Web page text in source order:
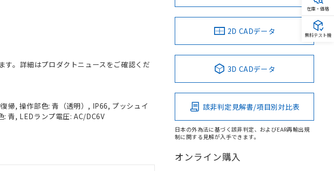
す。詳細はプロダクトニュースをご確認くだ
帰, 操作部色: 青（透明）, IP66, プッシュイ
青, LEDランプ電圧: AC/DC6V
2D CADデータ
3D CADデータ
該非判定見解書/項目別対比表
日本の外為法に基づく該非判定、およびEAR再輸出規
制に関する見解が入手できます。
オンライン購入
在庫・価格
無料テスト機